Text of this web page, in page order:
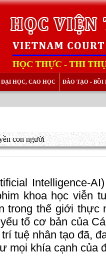
ĐẠI HỌC, CAO HỌC ĐÀO TẠO - BỒI
con người
Intelligence-
khoa học viễn
trong thế giới thực
tố cơ bản của
tuệ nhân tạo đã,
mọi khía cạnh của